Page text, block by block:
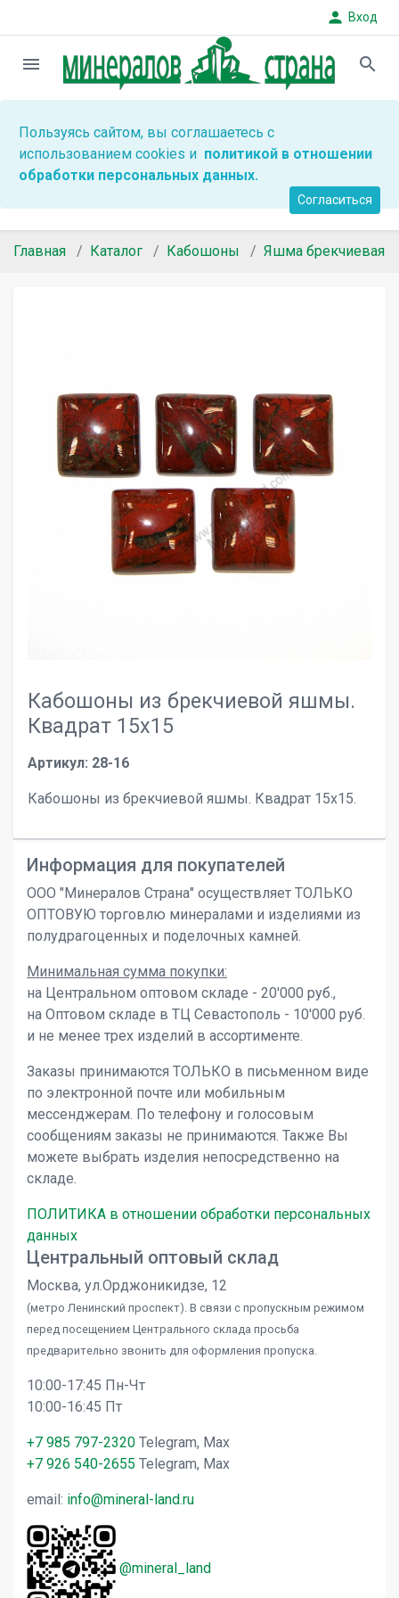
person Вход
menu search
Пользуясь сайтом, вы соглашаетесь с
использованием cookies и политикой в отношении
обработки персональных данных.
Согласиться
Главная Каталог Кабошоны Яшма брекчиевая
Кабошоны из брекчиевой яшмы.
Квадрат 15х15
Артикул: 28-16
Кабошоны из брекчиевой яшмы. Квадрат 15х15.
Информация для покупателей
ООО "Минералов Страна" осуществляет ТОЛЬКО
ОПТОВУЮ торговлю минералами и изделиями из
полудрагоценных и поделочных камней.
Минимальная сумма покупки:
на Центральном оптовом складе - 20'000 руб.,
на Оптовом складе в ТЦ Севастополь - 10'000 руб.
и не менее трех изделий в ассортименте.
Заказы принимаются ТОЛЬКО в письменном виде
по электронной почте или мобильным
мессенджерам. По телефону и голосовым
сообщениям заказы не принимаются. Также Вы
можете выбрать изделия непосредственно на
складе.
ПОЛИТИКА в отношении обработки персональных
данных
Центральный оптовый склад
Москва, ул.Орджоникидзе, 12
(метро Ленинский проспект). В связи с пропускным режимом
перед посещением Центрального склада просьба
предварительно звонить для оформления пропуска.
10:00-17:45 Пн-Чт
10:00-16:45 Пт
+7 985 797-2320 Telegram, Max
+7 926 540-2655 Telegram, Max
email: info@mineral-land.ru
@mineral_land